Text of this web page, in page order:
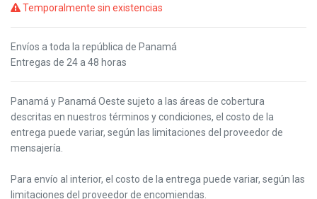
Temporalmente sin existencias
Envíos a toda la república de Panamá
Entregas de 24 a 48 horas
Panamá y Panamá Oeste sujeto a las áreas de cobertura
descritas en nuestros términos y condiciones, el costo de la
entrega puede variar, según las limitaciones del proveedor de
mensajería.
Para envío al interior, el costo de la entrega puede variar, según las
limitaciones del proveedor de encomiendas.